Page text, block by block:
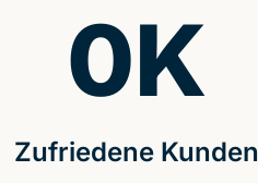
Zufriedene Kunden
0K